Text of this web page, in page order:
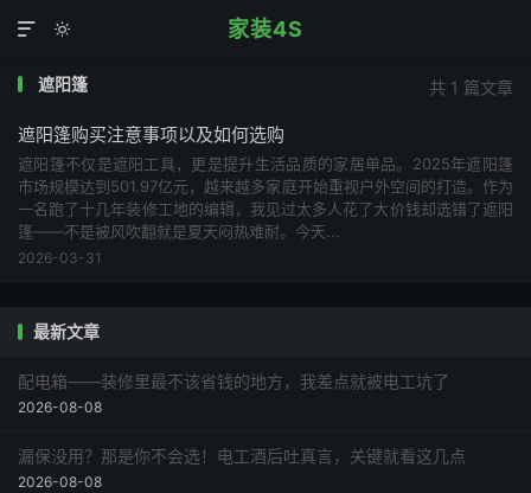
家装4S


共 1 篇文章
遮阳篷
遮阳篷购买注意事项以及如何选购
遮阳篷不仅是遮阳工具，更是提升生活品质的家居单品。2025年遮阳篷
市场规模达到501.97亿元，越来越多家庭开始重视户外空间的打造。作为
一名跑了十几年装修工地的编辑，我见过太多人花了大价钱却选错了遮阳
篷——不是被风吹翻就是夏天闷热难耐。今天...
2026-03-31
最新文章
配电箱——装修里最不该省钱的地方，我差点就被电工坑了
2026-08-08
漏保没用？那是你不会选！电工酒后吐真言，关键就看这几点
2026-08-08